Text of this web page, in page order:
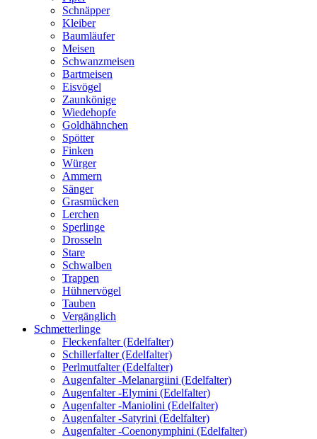
Schnäpper
Kleiber
Baumläufer
Meisen
Schwanzmeisen
Bartmeisen
Eisvögel
Zaunkönige
Wiedehopfe
Goldhähnchen
Spötter
Finken
Würger
Ammern
Sänger
Grasmücken
Lerchen
Sperlinge
Drosseln
Stare
Schwalben
Trappen
Hühnervögel
Tauben
Vergänglich
Schmetterlinge
Fleckenfalter (Edelfalter)
Schillerfalter (Edelfalter)
Perlmutfalter (Edelfalter)
Augenfalter -Melanargiini (Edelfalter)
Augenfalter -Elymini (Edelfalter)
Augenfalter -Maniolini (Edelfalter)
Augenfalter -Satyrini (Edelfalter)
Augenfalter -Coenonymphini (Edelfalter)